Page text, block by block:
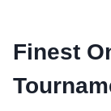
Finest